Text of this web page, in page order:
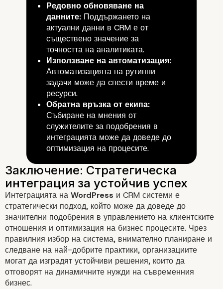
Предизвикателства при
интеграцията
Редовно обновяване на
данните:Поддържането на
актуални данни в CRM е от
съществено значение за
точността на аналитиката.
Използване на автоматизация:
Автоматизацията на рутинни
задачи може да спести време и
ресурси.
Обратна връзка от екипа:
Събиране на мнения от
служителите за подобрения в
интеграцията може да доведе до
оптимизация на процесите.
Интеграцията на WordPress и CRM системи е
стратегически подход, който може да доведе до
значителни подобрения в управлението на клиентските
отношения и оптимизация на бизнес процесите. Чрез
правилния избор на система, внимателно планиране и
следване на най-добрите практики, организациите
могат да изградят устойчиви решения, които да
отговорят на динамичните нужди на съвременния
бизнес.